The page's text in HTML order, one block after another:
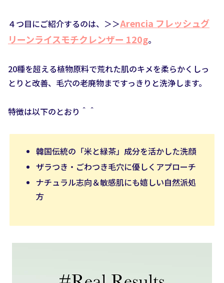
４つ目にご紹介するのは、＞＞Arencia フレッシュグ
リーンライスモチクレンザー 120g。
20種を超える植物原料で荒れた肌のキメを柔らかくしっ
とりと改善、毛穴の老廃物まですっきりと洗浄します。
特徴は以下のとおり＾＾
韓国伝統の「米と緑茶」成分を活かした洗顔
ザラつき・ごわつき毛穴に優しくアプローチ
ナチュラル志向＆敏感肌にも嬉しい自然派処
方